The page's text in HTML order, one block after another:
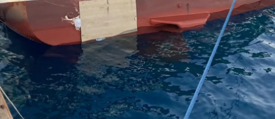
Bilecik
Bingöl
Bitlis
Bolu
Burdur